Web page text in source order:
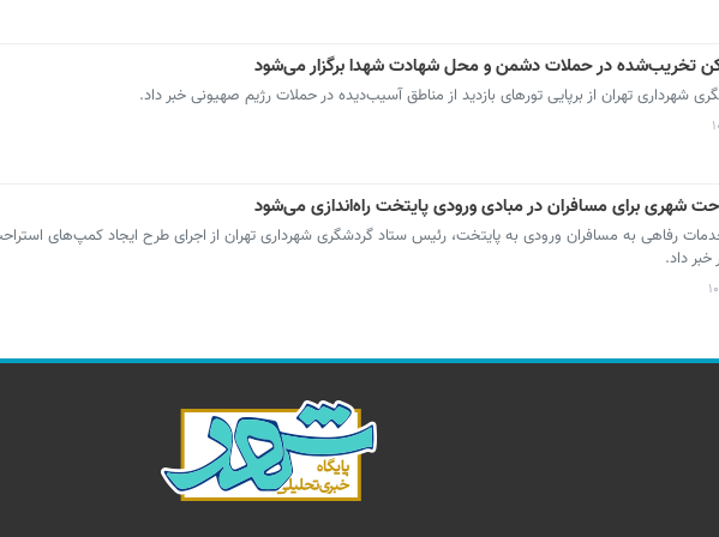
تخریب‌شده در حملات دشمن و محل شهادت شهدا برگزار می‌شود
شهرداری تهران از برپایی تورهای بازدید از مناطق آسیب‌دیده در حملات رژیم صهیونی خبر داد.
شهری برای مسافران در مبادی ورودی پایتخت راه‌اندازی می‌شود
خدمات رفاهی به مسافران ورودی به پایتخت، رئیس ستاد گردشگری شهرداری تهران از اجرای طرح ایجاد کمپ‌های
داد.